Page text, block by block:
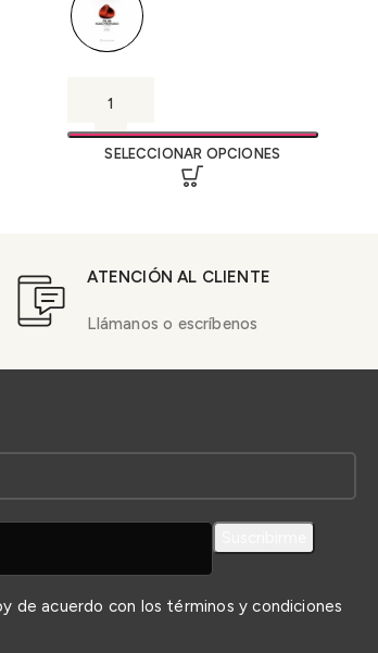
SELECCIONAR OPCIONES
ATENCIÓN AL CLIENTE
Llámanos o escríbenos
de acuerdo con los términos y condiciones